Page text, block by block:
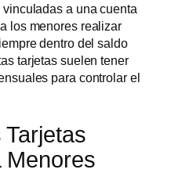
a una cuenta
los menores realizar
dentro del saldo
tarjetas suelen tener
para controlar el
Menores